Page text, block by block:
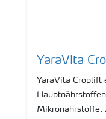
YaraVita
YaraVita Croplift
Mikronährstoffe.